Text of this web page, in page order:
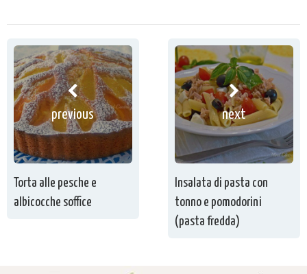
previous
Torta alle pesche e
albicocche soffice
next
Insalata di pasta con
tonno e pomodorini
(pasta fredda)